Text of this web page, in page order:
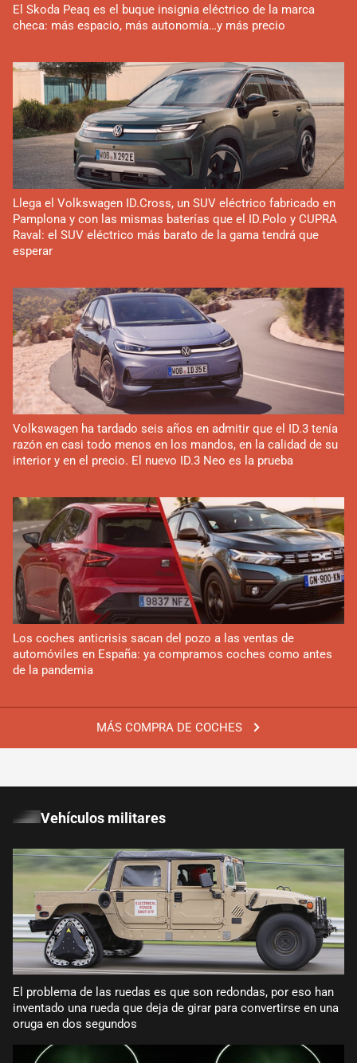
MÁS COMPRA DE COCHES
El Skoda Peaq es el buque insignia eléctrico de la marca
checa: más espacio, más autonomía…y más precio
Llega el Volkswagen ID.Cross, un SUV eléctrico fabricado en
Pamplona y con las mismas baterías que el ID.Polo y CUPRA
Raval: el SUV eléctrico más barato de la gama tendrá que
esperar
Volkswagen ha tardado seis años en admitir que el ID.3 tenía
razón en casi todo menos en los mandos, en la calidad de su
interior y en el precio. El nuevo ID.3 Neo es la prueba
Los coches anticrisis sacan del pozo a las ventas de
automóviles en España: ya compramos coches como antes
de la pandemia
Vehículos militares
El problema de las ruedas es que son redondas, por eso han
inventado una rueda que deja de girar para convertirse en una
oruga en dos segundos